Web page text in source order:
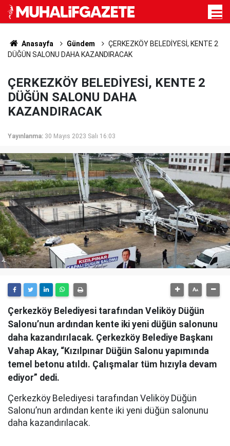
Anasayfa Gündem
ÇERKEZKÖY BELEDİYESİ, KENTE 2
DÜĞÜN SALONU DAHA KAZANDIRACAK
ÇERKEZKÖY BELEDİYESİ, KENTE 2
DÜĞÜN SALONU DAHA
KAZANDIRACAK
Yayınlanma: 30 Mayıs 2023 Salı 16:03
Çerkezköy Belediyesi tarafından Veliköy Düğün
Salonu’nun ardından kente iki yeni düğün salonunu
daha kazandırılacak. Çerkezköy Belediye Başkanı
Vahap Akay, “Kızılpınar Düğün Salonu yapımında
temel betonu atıldı. Çalışmalar tüm hızıyla devam
ediyor” dedi.
Çerkezköy Belediyesi tarafından Veliköy Düğün
Salonu’nun ardından kente iki yeni düğün salonunu
daha kazandırılacak.